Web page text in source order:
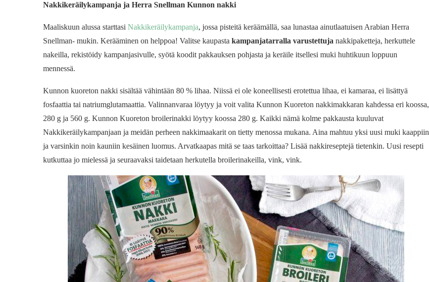
Nakkikeräilykampanja ja Herra Snellman Kunnon nakki
Maaliskuun alussa starttasi Nakkikeräilykampanja, jossa pisteitä keräämällä, saa lunastaa ainutlaatuisen Arabian Herra
Snellman- mukin. Kerääminen on helppoa! Valitse kaupasta kampanjatarralla varustettuja nakkipaketteja, herkuttele
nakeilla, rekistöidy kampanjasivulle, syötä koodit pakkauksen pohjasta ja keräile itsellesi muki huhtikuun loppuun
mennessä.
Kunnon kuoreton nakki sisältää vähintään 80 % lihaa. Niissä ei ole koneellisesti erotettua lihaa, ei kamaraa, ei lisättyä
fosfaattia tai natriumglutamaattia. Valinnanvaraa löytyy ja voit valita Kunnon Kuoreton nakkimakkaran kahdessa eri koossa,
280 g ja 560 g. Kunnon Kuoreton broilerinakki löytyy koossa 280 g. Kaikki nämä kolme pakkausta kuuluvat
Nakkikeräilykampanjaan ja meidän perheen nakkimaakarit on tietty menossa mukana. Aina mahtuu yksi uusi muki kaappiin
ja varsinkin noin kauniin kesäinen luomus. Arvatkaapas mitä se taas tarkoittaa? Lisää nakkireseptejä tietenkin. Uusi resepti
kutkuttaa jo mielessä ja seuraavaksi taidetaan herkutella broilerinakeilla, vink, vink.